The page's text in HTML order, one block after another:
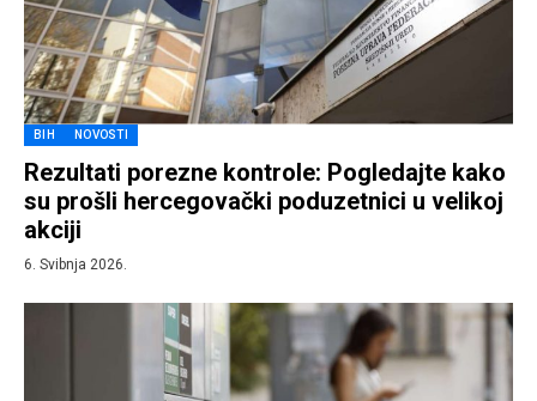
BIH NOVOSTI
Rezultati porezne kontrole: Pogledajte kako
su prošli hercegovački poduzetnici u velikoj
akciji
6. Svibnja 2026.